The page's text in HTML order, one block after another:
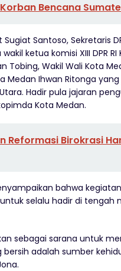
Bencana
Santoso, Sekretaris
ketua komisi XIII DPR RI
Tobing, Wakil Wali Kota
Medan Ihwan Ritonga
Hadir pula jajaran
Kota Medan.
Reformasi Birokrasi
bahwa
selalu hadir di tengah
sebagai sarana untuk
adalah sumber